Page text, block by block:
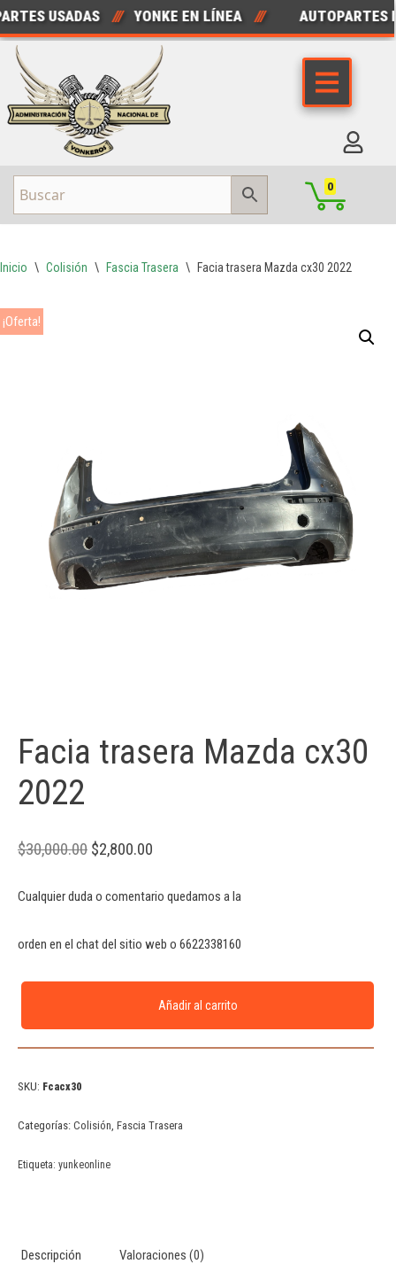
Saltar
al
contenido
USADAS /// YONKE EN LÍNEA /// AUTOPARTES
0
Inicio \ Colisión \ Fascia Trasera \ Facia trasera Mazda cx30 2022
¡Oferta!
Facia trasera Mazda cx30
2022
$30,000.00 $2,800.00
Cualquier duda o comentario quedamos a la
orden en el chat del sitio web o 6622338160
Añadir al carrito
SKU: Fcacx30
Categorías: Colisión, Fascia Trasera
Etiqueta: yunkeonline
Descripción Valoraciones (0)